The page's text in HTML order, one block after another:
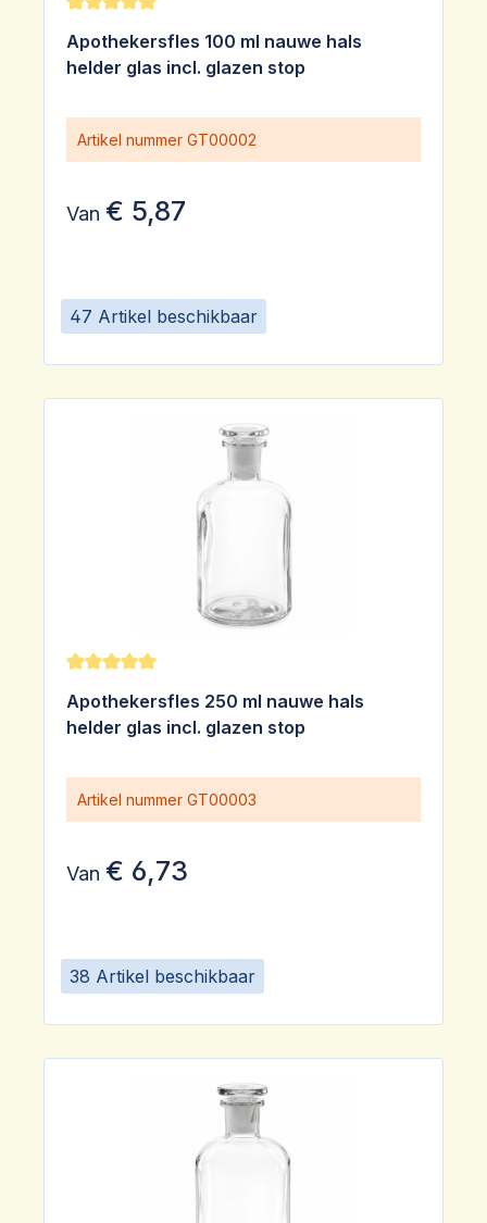
47 Artikel beschikbaar
Gemiddelde waardering van 5 van 5 sterren
Apothekersfles 100 ml nauwe hals
helder glas incl. glazen stop
Artikel nummer GT00002
Van € 5,87
38 Artikel beschikbaar
Gemiddelde waardering van 5 van 5 sterren
Apothekersfles 250 ml nauwe hals
helder glas incl. glazen stop
Artikel nummer GT00003
Van € 6,73